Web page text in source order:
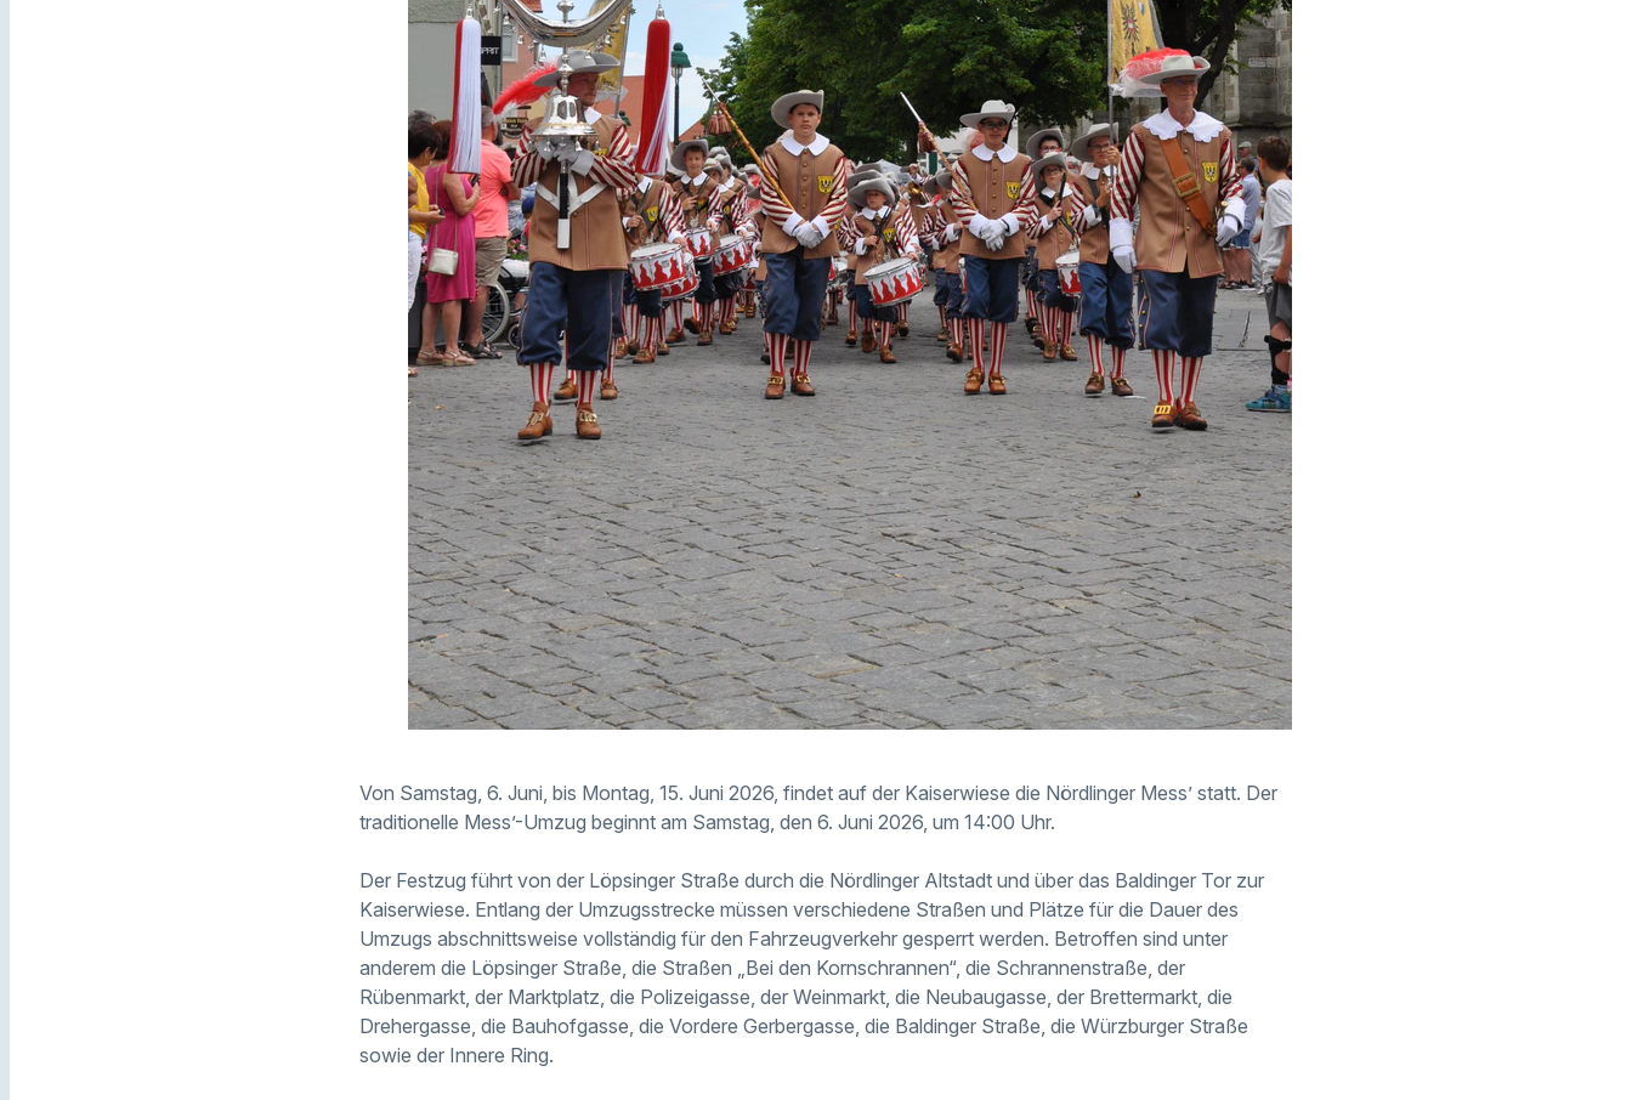
Von Samstag, 6. Juni, bis Montag, 15. Juni 2026, findet auf der Kaiserwiese die Nördlinger Mess’ statt. Der
traditionelle Mess’-Umzug beginnt am Samstag, den 6. Juni 2026, um 14:00 Uhr.
Der Festzug führt von der Löpsinger Straße durch die Nördlinger Altstadt und über das Baldinger Tor zur
Kaiserwiese. Entlang der Umzugsstrecke müssen verschiedene Straßen und Plätze für die Dauer des
Umzugs abschnittsweise vollständig für den Fahrzeugverkehr gesperrt werden. Betroffen sind unter
anderem die Löpsinger Straße, die Straßen „Bei den Kornschrannen“, die Schrannenstraße, der
Rübenmarkt, der Marktplatz, die Polizeigasse, der Weinmarkt, die Neubaugasse, der Brettermarkt, die
Drehergasse, die Bauhofgasse, die Vordere Gerbergasse, die Baldinger Straße, die Würzburger Straße
sowie der Innere Ring.